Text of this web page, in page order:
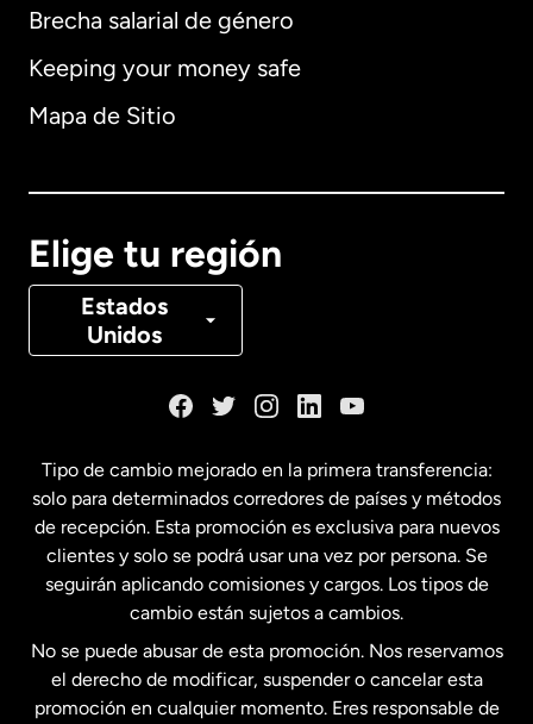
Brecha salarial de género
Keeping your money safe
Mapa de Sitio
Elige tu región
Estados
Unidos
Alemania
Canadá Français
Estados Unidos English
Estados Unidos Español
Francia
Tipo de cambio mejorado en la primera transferencia:
solo para determinados corredores de países y métodos
de recepción. Esta promoción es exclusiva para nuevos
clientes y solo se podrá usar una vez por persona. Se
seguirán aplicando comisiones y cargos. Los tipos de
cambio están sujetos a cambios.
No se puede abusar de esta promoción. Nos reservamos
el derecho de modificar, suspender o cancelar esta
promoción en cualquier momento. Eres responsable de